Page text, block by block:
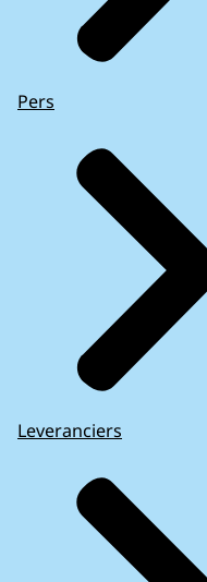
Pers
Leveranciers